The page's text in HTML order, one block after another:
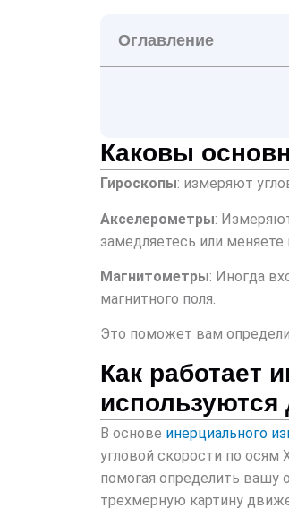
Оглавление
Каковы
Гироскопы: измеряют
Акселерометры:
замедляетесь или
Магнитометры: Иногда
магнитного поля.
Это поможет вам
Как работает
В основе инерциального
угловой скорости по
помогая определить вашу
трехмерную картину